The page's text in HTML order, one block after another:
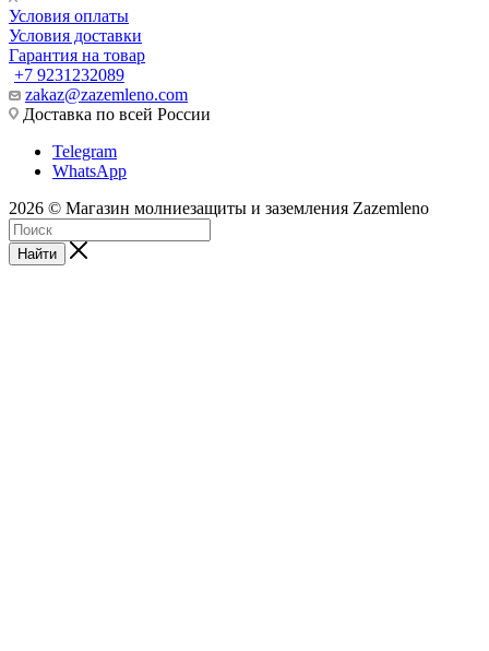
Условия оплаты
Условия доставки
Гарантия на товар
+7 9231232089
zakaz@zazemleno.com
Доставка по всей России
Telegram
WhatsApp
2026 © Магазин молниезащиты и заземления Zazemleno
Найти